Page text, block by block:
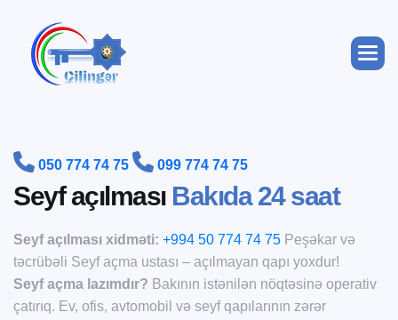
 050 774 74 75  099 774 74 75
Seyf açılması Bakıda 24 saat
Seyf açılması xidməti: +994 50 774 74 75 Peşəkar və
təcrübəli Seyf açma ustası – açılmayan qapı yoxdur!
Seyf açma lazımdır? Bakının istənilən nöqtəsinə operativ
çatırıq. Ev, ofis, avtomobil və seyf qapılarının zərər